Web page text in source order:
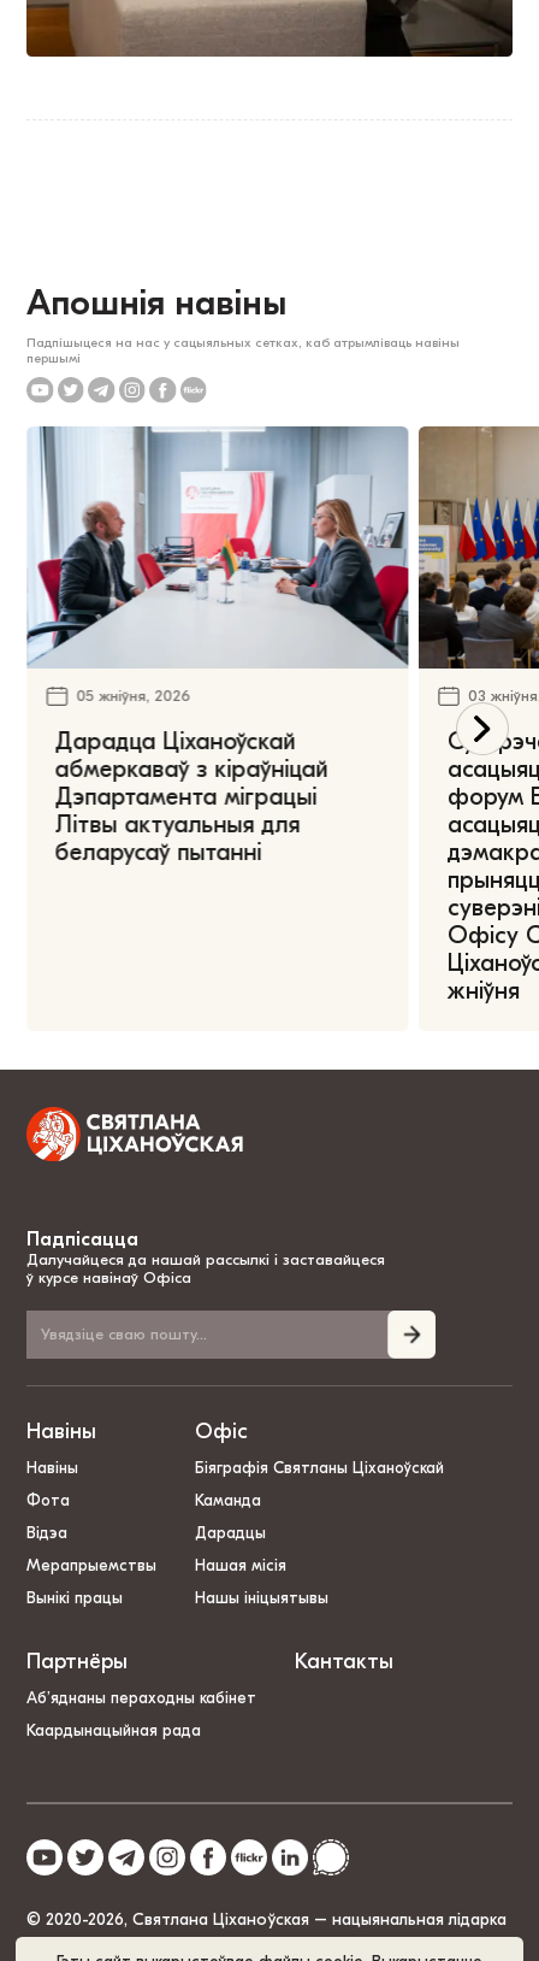
Апошнія навіны
Падпішыцеся на нас у сацыяльных сетках, каб атрымліваць навіны
першымі
05 жніўня, 2026
Дарадца Ціханоўскай
абмеркаваў з кіраўніцай
Дэпартамента міграцыі
Літвы актуальныя для
беларусаў пытанні
03
форум
Офісу
жніўня
Падпісацца
Далучайцеся да нашай рассылкі і заставайцеся
ў курсе навінаў Офіса
Навіны
Навіны
Фота
Відэа
Мерапрыемствы
Вынікі працы
Офіс
Біяграфія Святланы Ціханоўскай
Каманда
Дарадцы
Нашая місія
Нашы ініцыятывы
Партнёры
Аб’яднаны пераходны кабінет
Каардынацыйная рада
Кантакты
© 2020-2026, Святлана Ціханоўская – нацыянальная лідарка